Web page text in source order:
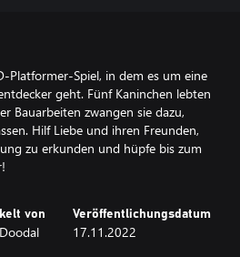
Platformer-Spiel, in dem es um eine
geht. Fünf Kaninchen lebten
Bauarbeiten zwangen sie dazu,
Hilf Liebe und ihren Freunden,
zu erkunden und hüpfe bis zum
von Veröffentlichungsdatum
17.11.2022